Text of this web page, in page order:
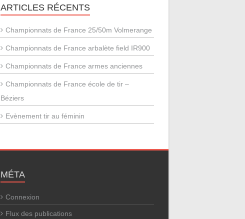
ARTICLES RÉCENTS
Championnats de France 25/50m Volmerange
Championnats de France arbalète field IR900
Championnats de France armes anciennes
Championnats de France école de tir –
Béziers
Evènement tir au féminin
MÉTA
Connexion
Flux des publications